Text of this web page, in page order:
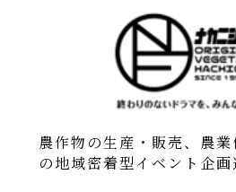
農作物の生産・販売、農
の地域密着型イベント企画